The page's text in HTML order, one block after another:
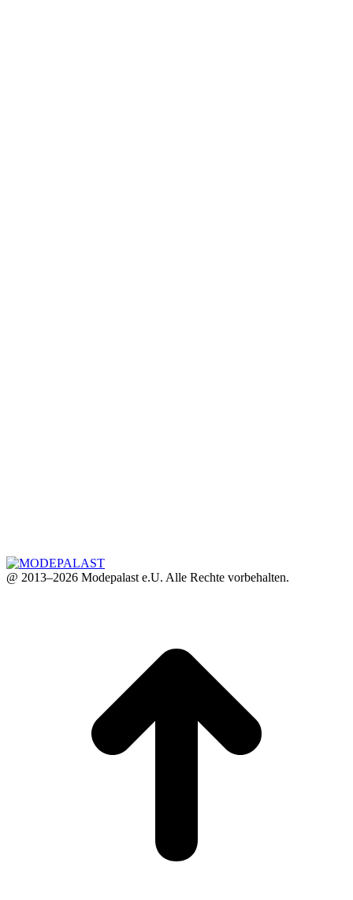
@ 2013–2026 Modepalast e.U. Alle Rechte vorbehalten.